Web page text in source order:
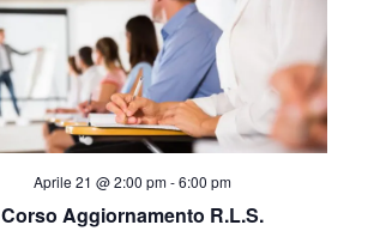
Aprile 21 @ 2:00 pm-6:00 pm
Corso Aggiornamento R.L.S.